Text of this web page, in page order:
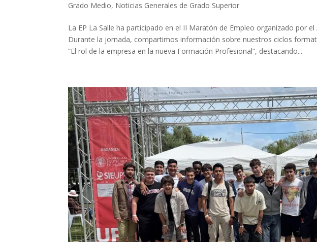
Grado Medio, Noticias Generales de Grado Superior
La EP La Salle ha participado en el II Maratón de Empleo organizado por
Durante la jornada, compartimos información sobre nuestros ciclos
“El rol de la empresa en la nueva Formación Profesional”, destacando...